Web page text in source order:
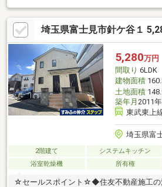
宅です。2世帯住宅としても便利な
広々とした空間でゆったりお過ごしいた
スッキリとしたお部屋を維持しやすいです
能！駅チカなので通勤通学も便利です。(
歩8分・「みずほ台」駅徒歩10分)「見学
定していただけます」そのほか気になる
にご相談ください♪
埼玉県富士見市針ケ谷１
5,280万円
間取り 6LDK
建物面積
土地面積
築年月 2011
東武東上
埼玉県富
2階建て システムキッチン
浴室乾燥機
所有権
☆セールスポイント☆◆住友不動産施工の